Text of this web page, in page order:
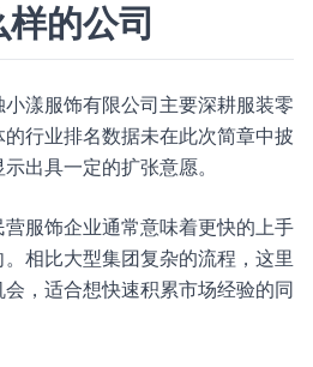
的公司
漾服饰有限公司主要深耕服装零
行业排名数据未在此次简章中披
出具一定的扩张意愿。
服饰企业通常意味着更快的上手
相比大型集团复杂的流程，这里
，适合想快速积累市场经验的同